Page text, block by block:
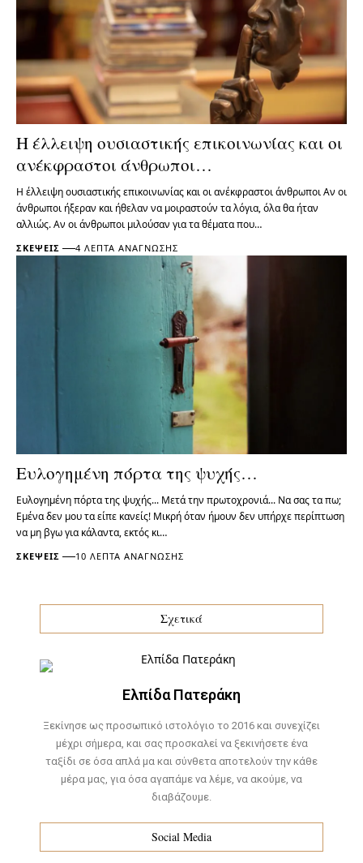
Η έλλειψη ουσιαστικής επικοινωνίας και οι
ανέκφραστοι άνθρωποι…
Η έλλειψη ουσιαστικής επικοινωνίας και οι ανέκφραστοι άνθρωποι Αν οι
άνθρωποι ήξεραν και ήθελαν να μοιραστούν τα λόγια, όλα θα ήταν
αλλιώς. Αν οι άνθρωποι μιλούσαν για τα θέματα που…
ΣΚΈΨΕΙΣ 4 ΛΕΠΤΆ ΑΝΆΓΝΩΣΗΣ
Ευλογημένη πόρτα της ψυχής…
Ευλογημένη πόρτα της ψυχής... Μετά την πρωτοχρονιά... Να σας τα πω;
Εμένα δεν μου τα είπε κανείς! Μικρή όταν ήμουν δεν υπήρχε περίπτωση
να μη βγω για κάλαντα, εκτός κι…
ΣΚΈΨΕΙΣ 10 ΛΕΠΤΆ ΑΝΆΓΝΩΣΗΣ
Σχετικά
Ελπίδα Πατεράκη
Ξεκίνησε ως προσωπικό ιστολόγιο το 2016 και συνεχίζει
μέχρι σήμερα, και σας προσκαλεί να ξεκινήσετε ένα
ταξίδι σε όσα απλά μα και σύνθετα αποτελούν την κάθε
μέρα μας, για όσα αγαπάμε να λέμε, να ακούμε, να
διαβάζουμε.
Social Media